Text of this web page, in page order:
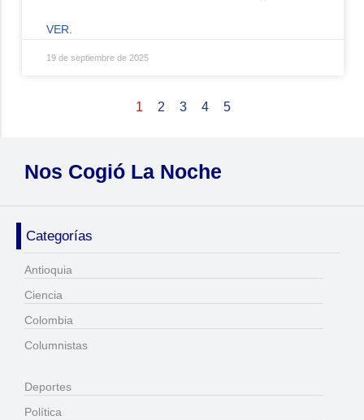
VER.
19 de septiembre de 2025
1 2 3 4 5
Nos Cogió La Noche
Categorías
Antioquia
Ciencia
Colombia
Columnistas
Deportes
Política